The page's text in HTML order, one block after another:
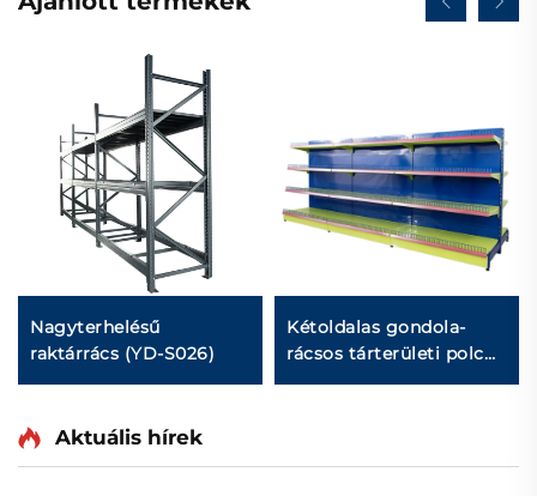
Nagyterhelésű
raktárrács (YD-S026)
Kétoldalas gondola-
rácsos tárterületi polc
kereskedelmi bolt
Aktuális hírek